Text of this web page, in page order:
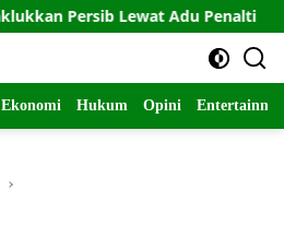
Adu Penalti Babinsa
Ekonomi Hukum Opini